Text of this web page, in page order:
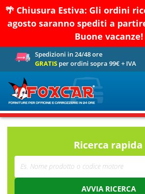
🌴 Chiusura Estiva: Gli ordini
agosto saranno spediti a
Buone vacanze!
Spedizioni in 24/48 ore
GRATIS per ordini sopra 99€ + IVA
Ricerca rapida
AVVIA RICERCA